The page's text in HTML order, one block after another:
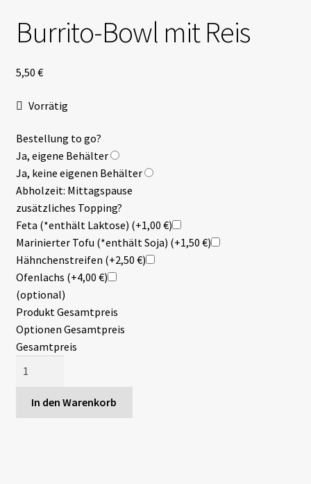
Burrito-Bowl mit Reis
5,50 €
Vorrätig
Bestellung to go?
Ja, eigene Behälter
Ja, keine eigenen Behälter
Abholzeit: Mittagspause
zusätzliches Topping?
Feta (*enthält Laktose) (+1,00 €)
Marinierter Tofu (*enthält Soja) (+1,50 €)
Hähnchenstreifen (+2,50 €)
Ofenlachs (+4,00 €)
(optional)
Produkt Gesamtpreis
Optionen Gesamtpreis
Gesamtpreis
In den Warenkorb